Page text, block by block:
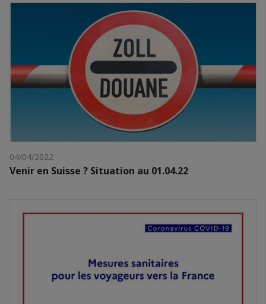
04/04/2022
Venir en Suisse ? Situation au 01.04.22